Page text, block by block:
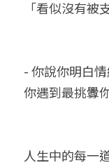
「看似沒有被
- 你說你明白
你遇到最挑釁
人生中的每一